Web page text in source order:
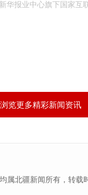
报业中心旗下国家互
览更多精彩新闻资讯
北疆新闻所有，转载